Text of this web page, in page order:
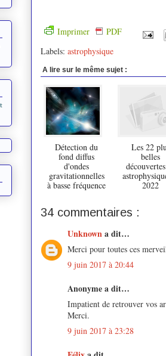
Imprimer
PDF
Labels: astrophysique
A lire sur le même sujet :
Détection du
fond diffus
d'ondes
gravitationnelles
à basse fréquence
Les 22
belles
2022
34 commentaires :
Unknowna dit…
Merci pour toutes ces
9 juin 2017 à 20:44
Anonyme a dit…
Impatient de retrouver vos
Merci.
9 juin 2017 à 23:28